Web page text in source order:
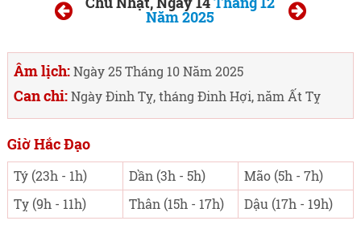
Năm 2025
Âm lịch:Ngày 25 Tháng 10 Năm 2025
Can chi:Ngày Đinh Tỵ, tháng Đinh Hợi, năm Ất Tỵ
Giờ Hắc Đạo
Tý (23h - 1h) Dần (3h - 5h)
Mão (5h - 7h)
Tỵ (9h - 11h)
Thân (15h - 17h) Dậu (17h - 19h)